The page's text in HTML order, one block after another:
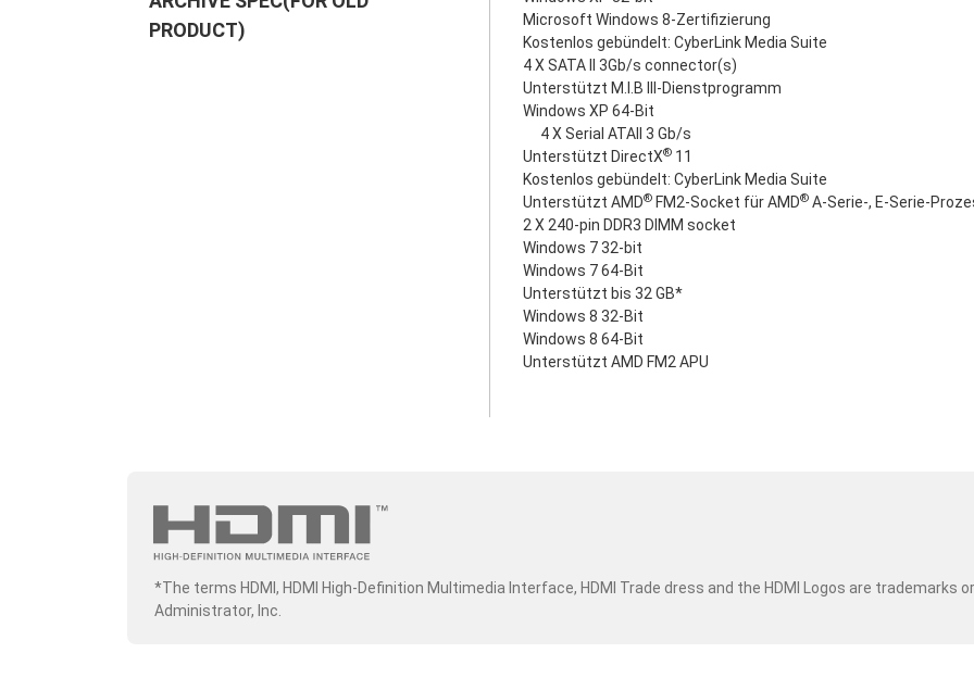
PRODUCT)
Microsoft Windows 8-Zertifizierung
Kostenlos gebündelt: CyberLink Media Suite
4 X SATA II 3Gb/s connector(s)
Unterstützt M.I.B III-Dienstprogramm
Windows XP 64-Bit
4 X Serial ATAII 3 Gb/s
Unterstützt DirectX® 11
Kostenlos gebündelt: CyberLink Media Suite
Unterstützt AMD® FM2-Socket für AMD® A-Serie-, E-Serie-
2 X 240-pin DDR3 DIMM socket
Windows 7 32-bit
Windows 7 64-Bit
Unterstützt bis 32 GB*
Windows 8 32-Bit
Windows 8 64-Bit
Unterstützt AMD FM2 APU
*The terms HDMI, HDMI High-Definition Multimedia Interface, HDMI Trade dress and the HDMI Logos are trademarks
Administrator, Inc.